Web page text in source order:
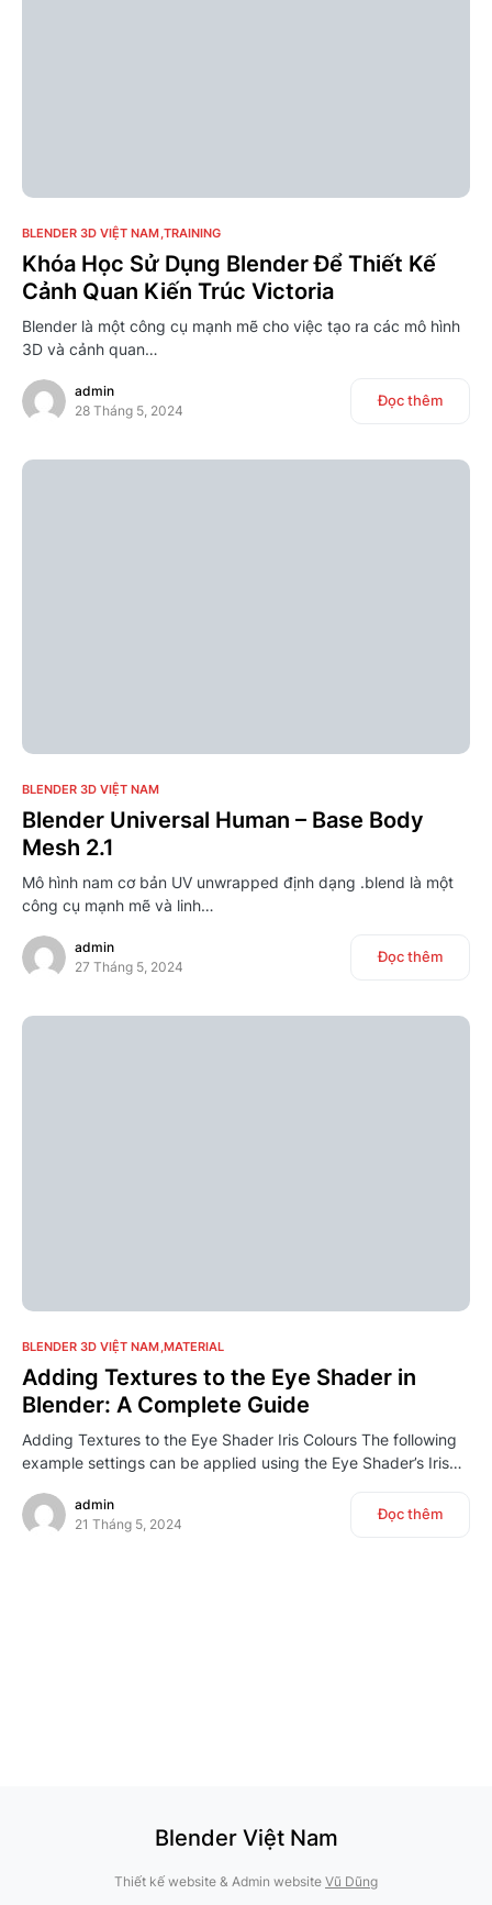
BLENDER 3D VIỆT NAM TRAINING
Khóa Học Sử Dụng Blender Để Thiết Kế
Cảnh Quan Kiến Trúc Victoria
Blender là một công cụ mạnh mẽ cho việc tạo ra các mô hình
3D và cảnh quan…
admin
28 Tháng 5, 2024
Đọc thêm
BLENDER 3D VIỆT NAM
Blender Universal Human – Base Body
Mesh 2.1
Mô hình nam cơ bản UV unwrapped định dạng .blend là một
công cụ mạnh mẽ và linh…
admin
27 Tháng 5, 2024
Đọc thêm
BLENDER 3D VIỆT NAM MATERIAL
Adding Textures to the Eye Shader in
Blender: A Complete Guide
Adding Textures to the Eye Shader Iris Colours The following
example settings can be applied using the Eye Shader’s Iris…
admin
21 Tháng 5, 2024
Đọc thêm
Blender Việt Nam
Thiết kế website & Admin website Vũ Dũng